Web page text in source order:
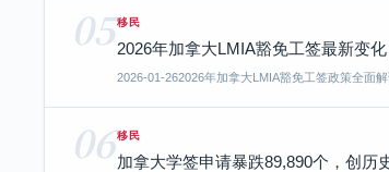
05移民
2026年加拿大LMIA豁免工签最新变
2026-01-262026年加拿大LMIA豁免工签政策全面
06移民
加拿大学签申请暴跌89,890个，创历